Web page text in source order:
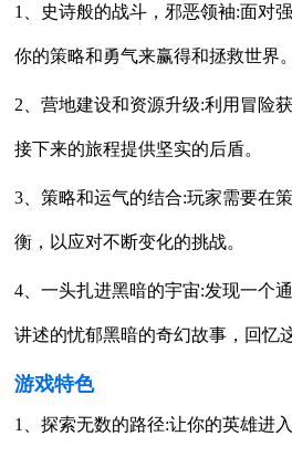
1、史诗般的战斗，邪恶领袖:面对
你的策略和勇气来赢得和拯救世界。
2、营地建设和资源升级:利用冒险
接下来的旅程提供坚实的后盾。
3、策略和运气的结合:玩家需要在
衡，以应对不断变化的挑战。
4、一头扎进黑暗的宇宙:发现一个
讲述的忧郁黑暗的奇幻故事，回忆
游戏特色
1、探索无数的路径:让你的英雄进